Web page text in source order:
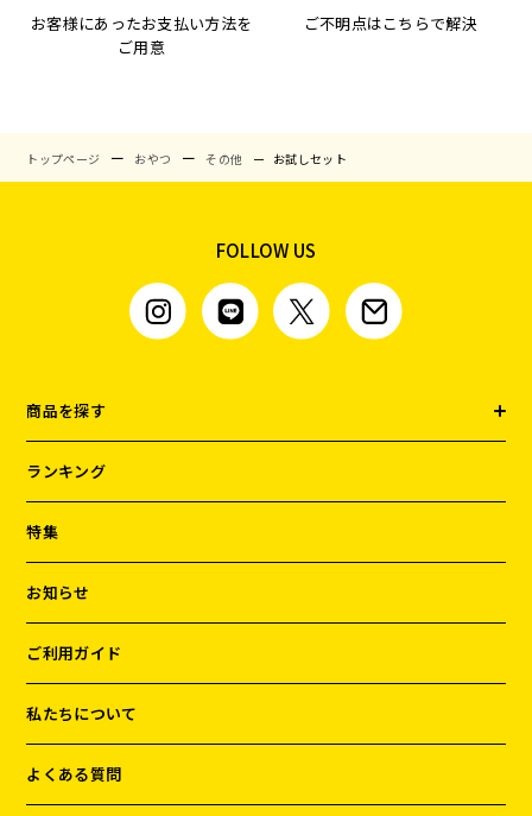
お客様にあったお支払い方法を
ご用意
ご不明点はこちらで解決
トップページ おやつ その他 お試しセット
FOLLOW US
商品を探す
ランキング
特集
お知らせ
ご利用ガイド
私たちについて
よくある質問